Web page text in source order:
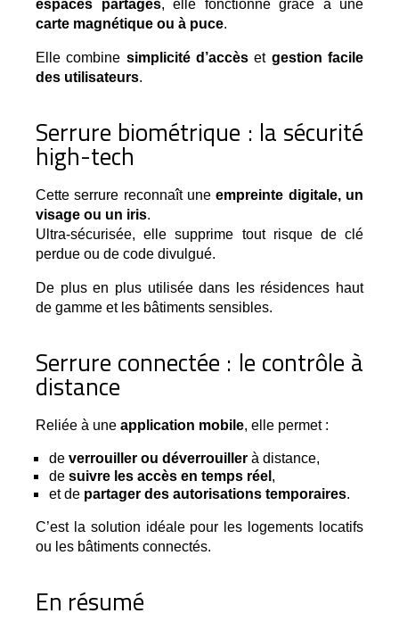
espaces partagés
carte magnétique ou à puce.
Elle combine simplicité d’accès et gestion facile
des utilisateurs.
Serrure biométrique : la sécurité
high-tech
Cette serrure reconnaît une empreinte digitale, un
visage ou un iris.
Ultra-sécurisée, elle supprime tout risque de clé
perdue ou de code divulgué.
De plus en plus utilisée dans les résidences haut
de gamme et les bâtiments sensibles.
Serrure connectée : le contrôle à
distance
Reliée à une application mobile, elle permet :
de verrouiller ou déverrouiller à distance,
de suivre les accès en temps réel ,
et de partager des autorisations temporaires.
C’est la solution idéale pour les logements locatifs
ou les bâtiments connectés.
En résumé